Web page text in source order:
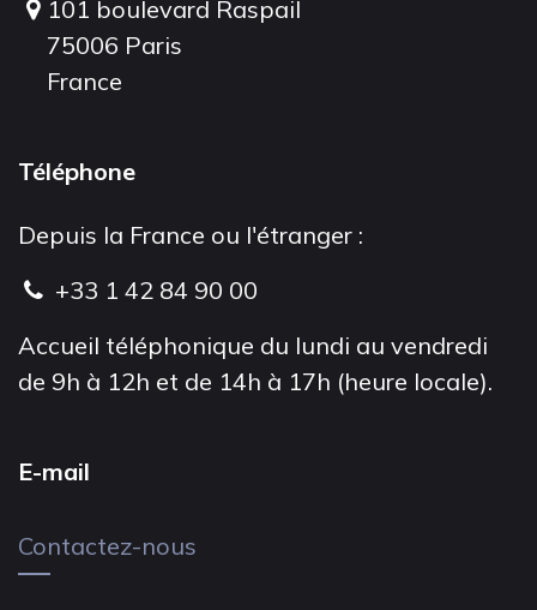
101 boulevard Raspail
75006 Paris
France
Téléphone
Depuis la France ou l'étranger :
+33 1 42 84 90 00
Accueil téléphonique du lundi au vendredi
de 9h à 12h et de 14h à 17h (heure locale).
E-mail
Contactez-nous